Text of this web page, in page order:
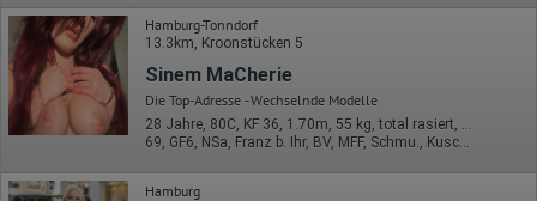
Hamburg-Tonndorf
13.3km, Kroonstücken 5
Sinem MaCherie
Die Top-Adresse - Wechselnde Modelle
28 Jahre, 80C, KF 36, 1.70m, 55 kg, total rasiert, orientalisch
69, GF6, NSa, Franz b. Ihr, BV, MFF, Schmu., Kuscheln
Hamburg